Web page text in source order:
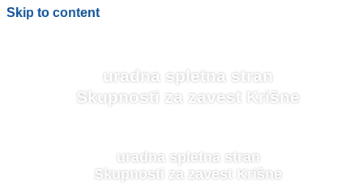
Skip to content
uradna spletna stran
Skupnosti za zavest Krišne
uradna spletna stran
Skupnosti za zavest Krišne